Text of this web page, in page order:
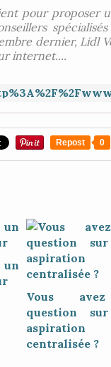
pour proposer
dernier, Lidl
internet....
Repost 0
un
Vous
question
aspiration
centralisée ?